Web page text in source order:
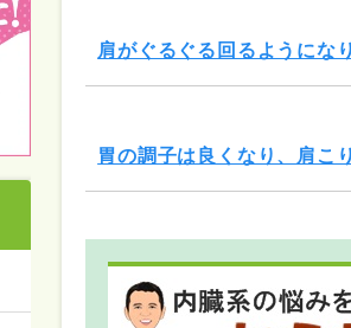
肩がぐるぐる回るようにな
胃の調子は良くなり、肩こ